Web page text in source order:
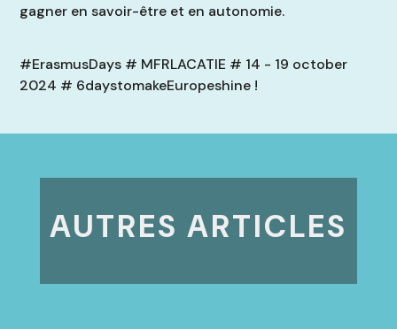
gagner en savoir-être et en autonomie.
#ErasmusDays # MFRLACATIE # 14 - 19 october
2024 # 6daystomakeEuropeshine !
AUTRES ARTICLES